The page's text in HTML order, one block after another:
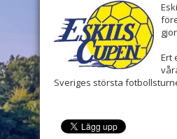
Ert
Sveriges största